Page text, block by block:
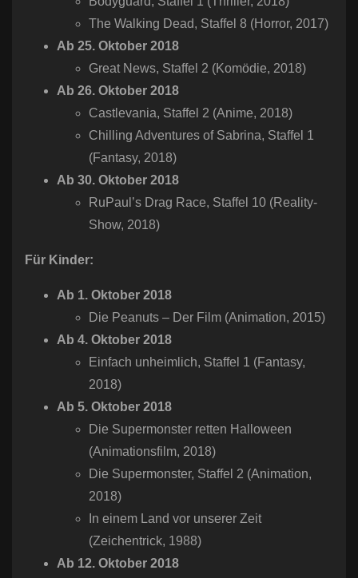
The Walking Dead, Staffel 8 (Horror, 2017)
Ab 25. Oktober 2018
Great News, Staffel 2 (Komödie, 2018)
Ab 26. Oktober 2018
Castlevania, Staffel 2 (Anime, 2018)
Chilling Adventures of Sabrina, Staffel 1
(Fantasy, 2018)
Ab 30. Oktober 2018
RuPaul’s Drag Race, Staffel 10 (Reality-
Show, 2018)
Für Kinder:
Ab 1. Oktober 2018
Die Peanuts – Der Film​ (Animation, 2015)
Ab 4. Oktober 2018
Einfach unheimlich​, Staffel 1 (Fantasy,
2018)
Ab 5. Oktober 2018
Die Supermonster retten Halloween
(Animationsfilm, 2018)
Die Supermonster​, Staffel 2 (Animation,
2018)
In einem Land vor unserer Zeit​
(Zeichentrick, 1988)
Ab 12. Oktober 2018